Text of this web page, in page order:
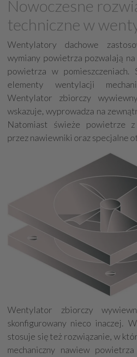
Grzejniki
Hydraulika
Energetyczne instalacje,
Materiały hydrauliczne
Przeciwpożarowa ochrona,
Elektroinstalatorstwo
Systemy
Systemy nawilżania powietrza
Elektryczne materiały
Alarmowe systemy, monitoring
Kable, przewody
Odkurzacze
Nowoczesne
techniczne w
Wentylatory dachowe
wymiany powietrza pozwalają
powietrza w
elementy wentylacji
Wentylator zbiorczy
wskazuje, wyprowadza na
Natomiast świeże powietrze z
przez nawiewniki oraz specjalne
Wentylator zbiorczy
skonfigurowany nieco inaczej.
stosuje się też rozwiązanie, w
mechaniczny nawiew